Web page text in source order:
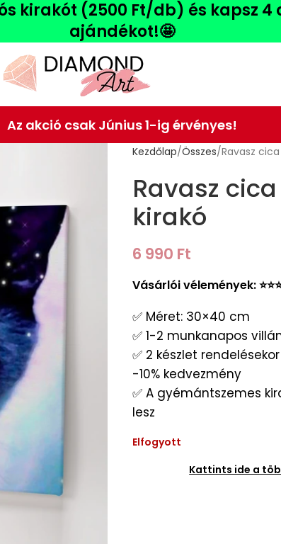
kirakót (2500 Ft/db) és kapsz 4
ajándékot!🤩
Az akció csak Június 1-ig érvényes!
Kezdőlap Összes Ravasz
Ravasz
kirakó
6 990 Ft
Vásárlói vélemények:
✅ Méret: 30×40 cm
✅ 1-2 munkanapos
✅ 2 készlet
-10% kedvezmény
✅ A gyémántszemes
lesz
Elfogyott
Kattints ide a